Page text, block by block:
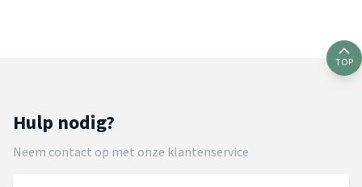
TOP
Hulp nodig?
Neem contact op met onze klantenservice